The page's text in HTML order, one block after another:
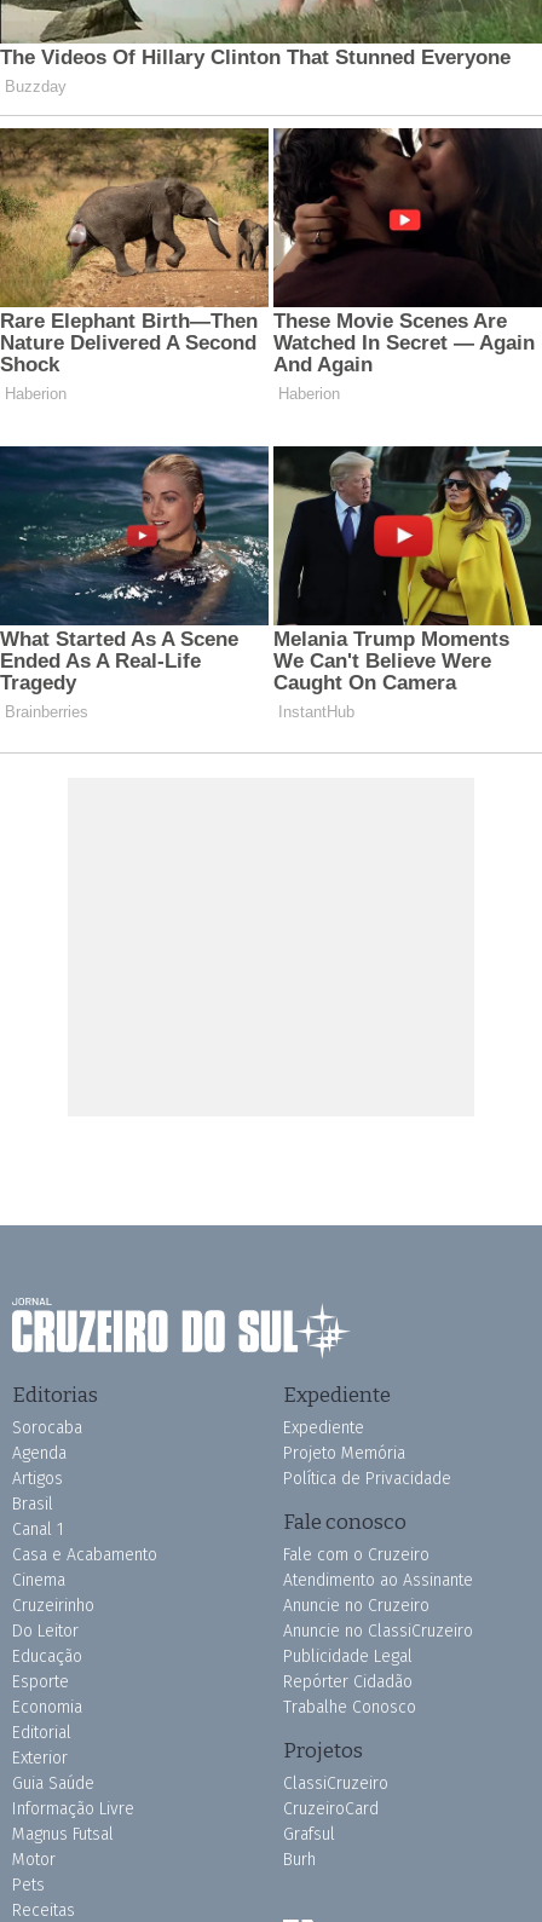
Editorias
Sorocaba
Agenda
Artigos
Brasil
Canal 1
Casa e Acabamento
Cinema
Cruzeirinho
Do Leitor
Educação
Esporte
Economia
Editorial
Exterior
Guia Saúde
Informação Livre
Magnus Futsal
Motor
Pets
Receitas
Expediente
Expediente
Projeto Memória
Política de Privacidade
Fale conosco
Fale com o Cruzeiro
Atendimento ao Assinante
Anuncie no Cruzeiro
Anuncie no ClassiCruzeiro
Publicidade Legal
Repórter Cidadão
Trabalhe Conosco
Projetos
ClassiCruzeiro
CruzeiroCard
Grafsul
Burh